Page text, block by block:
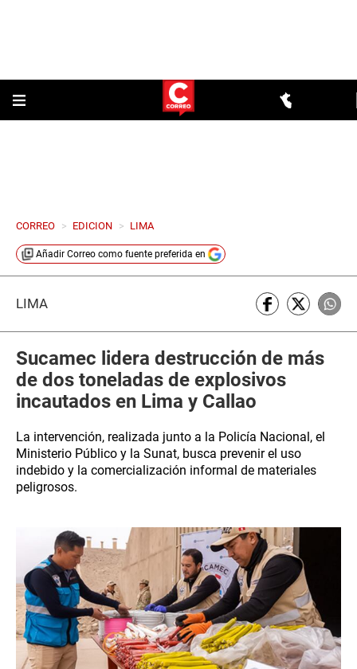
CORREO > EDICION > LIMA
Añadir Correo como fuente preferida en
LIMA
Sucamec lidera destrucción de más
de dos toneladas de explosivos
incautados en Lima y Callao
La intervención, realizada junto a la Policía Nacional, el
Ministerio Público y la Sunat, busca prevenir el uso
indebido y la comercialización informal de materiales
peligrosos.